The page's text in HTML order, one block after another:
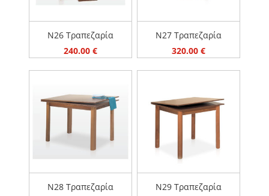
Ν26 Τραπεζαρία
240.00€
Ν27 Τραπεζαρία
320.00 €
Ν28 Τραπεζαρία
Ν29 Τραπεζαρία